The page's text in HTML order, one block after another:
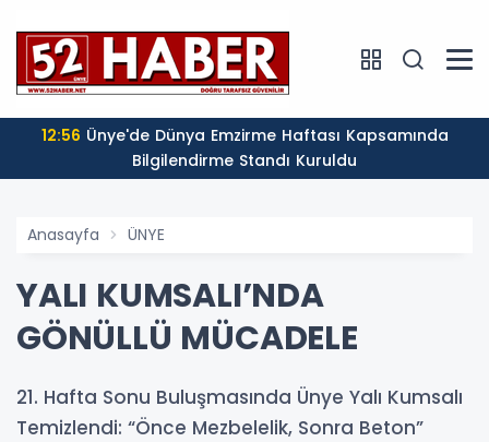
12:56
Bilgilendirme Standı Kuruldu
Anasayfa ÜNYE
YALI KUMSALI’NDA
GÖNÜLLÜ MÜCADELE
21. Hafta Sonu Buluşmasında Ünye Yalı Kumsalı
Temizlendi: “Önce Mezbelelik, Sonra Beton”